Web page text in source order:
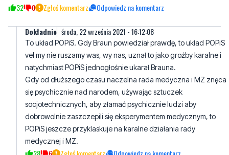
To układ POPiS. Gdy Braun powiedział prawdę, to układ POPiS
natychmiast POPiS jednogłośnie ukarał Brauna.
Gdy od dłuższego czasu naczelna rada medyczna i MZ znęca
się psychicznie nad narodem, używając sztuczek
socjotechnicznych, aby złamać psychicznie ludzi aby
dobrowolnie zaszczepili się eksperymentem medycznym, to
POPiS jeszcze przyklaskuje na karalne działania rady
medycznej i MZ.
28 6 Zgłoś komentarz Odpowiedz na komentarz
Zaszczepiony środa, 22 września 2021 - 14:20:15
Szczepimy się. Nie znam nikogo kto by zmarł po szczepieniu